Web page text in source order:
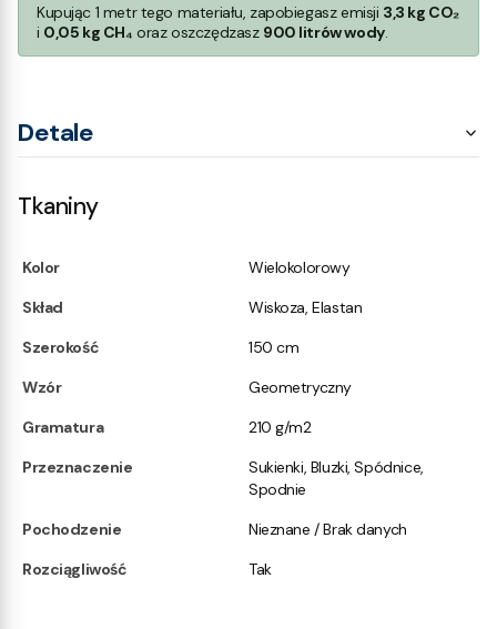
Kupując 1 metr tego materiału, zapobiegasz emisji 3,3 kg CO₂
i 0,05 kg CH₄ oraz oszczędzasz 900 litrów wody.
Detale
Tkaniny
Kolor
Wielokolorowy
Skład
Wiskoza, Elastan
Szerokość
150 cm
Wzór
Geometryczny
Gramatura
210 g/m2
Przeznaczenie
Sukienki, Bluzki, Spódnice,
Spodnie
Pochodzenie
Nieznane / Brak danych
Rozciągliwość
Tak